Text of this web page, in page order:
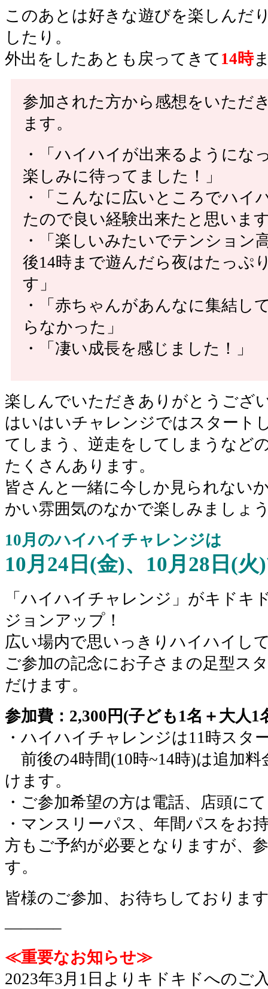
このあとは好きな遊びを楽しんだ
したり。
外出をしたあとも戻ってきて 14時
参加された方から感想をいただ
ます。
・「ハイハイが出来るように
楽しみに待ってました！」
・「こんなに広いところでハイ
たので良い経験出来たと思いま
・「楽しいみたいでテンション
後14時まで遊んだら夜はたっぷ
す」
・「赤ちゃんがあんなに集結し
らなかった」
・「凄い成長を感じました！」
楽しんでいただきありがとうござ
はいはいチャレンジではスタート
てしまう、逆走をしてしまうなど
たくさんあります。
皆さんと一緒に今しか見られない
かい雰囲気のなかで楽しみましょ
10月のハイハイチャレンジは
10月24日(金)、10月28日(火
「ハイハイチャレンジ」がキドキ
ジョンアップ！
広い場内で思いっきりハイハイし
ご参加の記念にお子さまの足型ス
だけます。
参加費：2,300円(子ども1名＋大人1
・ハイハイチャレンジは11時スタ
前後の4時間(10時~14時)は追加
けます。
・ご参加希望の方は電話、店頭に
・マンスリーパス、年間パスをお
方もご予約が必要となりますが、
す。
皆様のご参加、お待ちしておりま
———–
≪重要なお知らせ≫
2023年3月1日よりキドキドへのご